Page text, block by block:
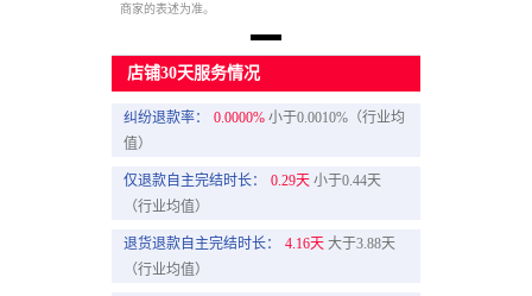
商家的表述为准。
店铺30天服务情况
纠纷退款率： 0.0000% 小于0.0010%（行业均
值）
仅退款自主完结时长： 0.29天 小于0.44天
（行业均值）
退货退款自主完结时长： 4.16天 大于3.88天
（行业均值）